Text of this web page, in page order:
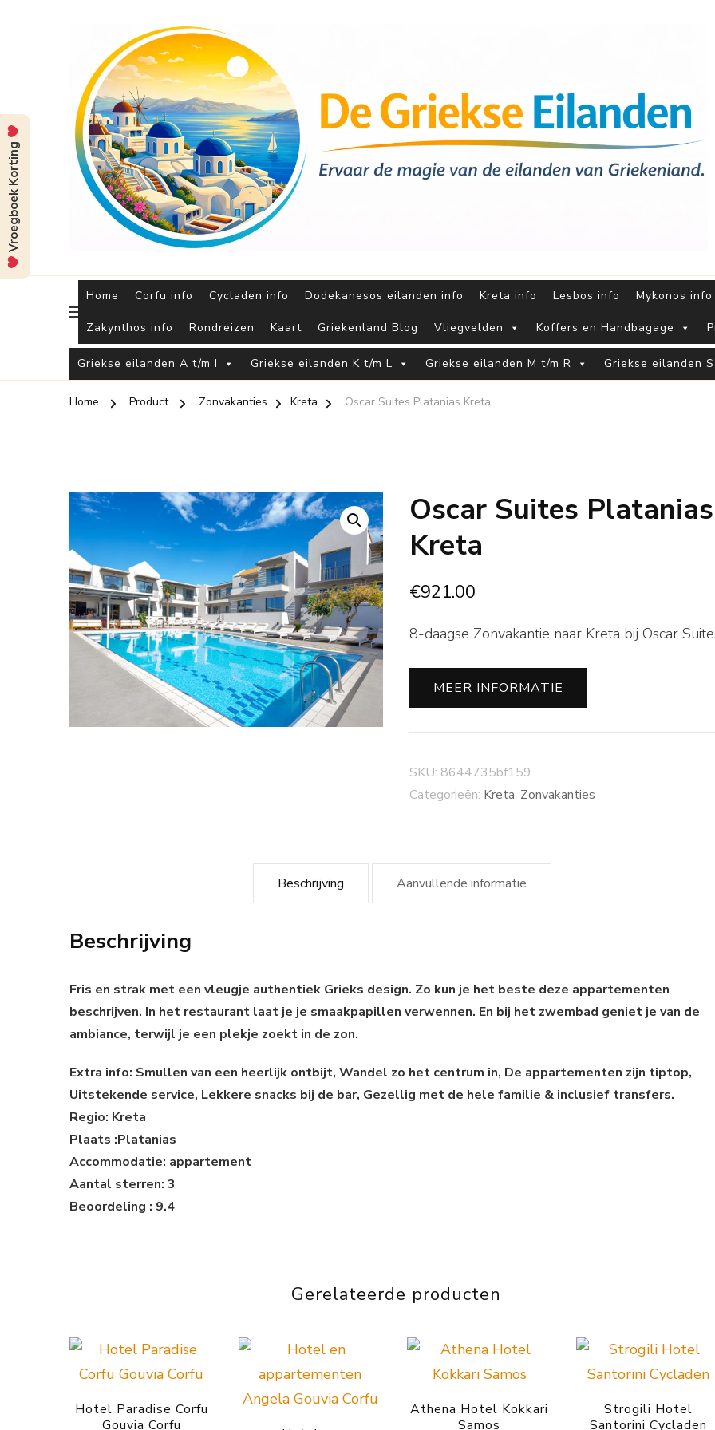
Home Corfu info Cycladen info Dodekanesos eilanden info Kreta info Lesbos info Mykonos info
Zakynthos info Rondreizen Kaart Griekenland Blog Vliegvelden Koffers en Handbagage
Griekse eilanden A t/m I Griekse eilanden K t/m L Griekse eilanden M t/m R Griekse eilanden
Home Product Zonvakanties Kreta Oscar Suites Platanias Kreta
Oscar Suites Platanias
Kreta
€921.00
8-daagse Zonvakantie naar Kreta bij Oscar
MEER INFORMATIE
SKU: 8644735bf159
Categorieën: Kreta, Zonvakanties
Beschrijving Aanvullende informatie
Beschrijving
Fris en strak met een vleugje authentiek Grieks design. Zo kun je het beste deze appartementen
beschrijven. In het restaurant laat je je smaakpapillen verwennen. En bij het zwembad geniet je van de
ambiance, terwijl je een plekje zoekt in de zon.
Extra info: Smullen van een heerlijk ontbijt, Wandel zo het centrum in, De appartementen zijn tiptop,
Uitstekende service, Lekkere snacks bij de bar, Gezellig met de hele familie & inclusief transfers.
Regio: Kreta
Plaats :Platanias
Accommodatie: appartement
Aantal sterren: 3
Beoordeling : 9.4
Gerelateerde producten
Hotel Paradise Corfu
Gouvia Corfu
Athena Hotel Kokkari
Samos
Strogili Hotel
Santorini Cycladen
Vroegboek Korting